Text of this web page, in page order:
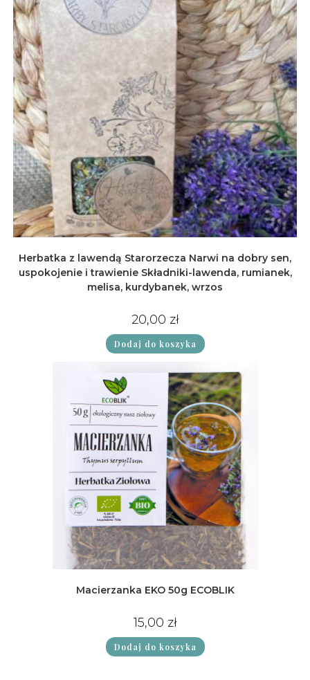
Herbatka z lawendą Starorzecza Narwi na dobry sen,
uspokojenie i trawienie Składniki-lawenda, rumianek,
melisa, kurdybanek, wrzos
20,00 zł
Dodaj do koszyka
Macierzanka EKO 50g ECOBLIK
15,00 zł
Dodaj do koszyka